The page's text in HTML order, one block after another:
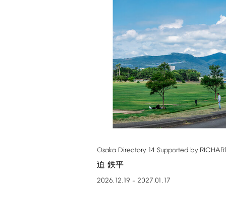
Osaka Directory 14 Supported by
迫 鉄平
2026.12.19 – 2027.01.17